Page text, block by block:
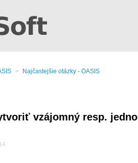
Najčastejšie otázky - OASIS
vzájomný resp.